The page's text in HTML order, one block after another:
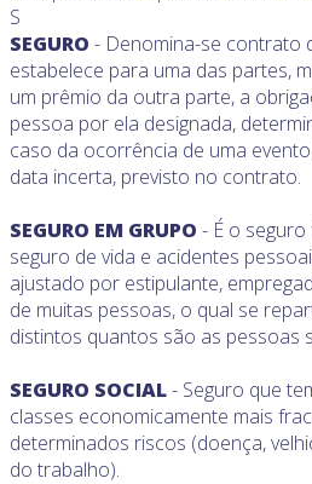
S
SEGURO - Denomina-se contrato
estabelece para uma das partes,
um prêmio da outra parte, a
pessoa por ela designada,
caso da ocorrência de uma
data incerta, previsto no contrato.
SEGURO EM GRUPO - É o
seguro de vida e acidentes
ajustado por estipulante,
de muitas pessoas, o qual se
distintos quantos são as pessoas
SEGURO SOCIAL- Seguro que
classes economicamente mais
determinados riscos (doença,
do trabalho).